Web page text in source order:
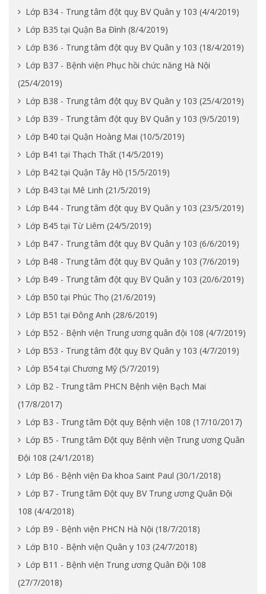
Lớp B34 - Trung tâm đột quỵ BV Quân y 103 (4/4/2019)
Lớp B35 tại Quận Ba Đình (8/4/2019)
Lớp B36 - Trung tâm đột quỵ BV Quân y 103 (18/4/2019)
Lớp B37 - Bệnh viện Phục hồi chức năng Hà Nội
(25/4/2019)
Lớp B38 - Trung tâm đột quỵ BV Quân y 103 (25/4/2019)
Lớp B39 - Trung tâm đột quỵ BV Quân y 103 (9/5/2019)
Lớp B40 tại Quận Hoàng Mai (10/5/2019)
Lớp B41 tại Thạch Thất (14/5/2019)
Lớp B42 tại Quận Tây Hồ (15/5/2019)
Lớp B43 tại Mê Linh (21/5/2019)
Lớp B44 - Trung tâm đột quỵ BV Quân y 103 (23/5/2019)
Lớp B45 tại Từ Liêm (24/5/2019)
Lớp B47 - Trung tâm đột quỵ BV Quân y 103 (6/6/2019)
Lớp B48 - Trung tâm đột quỵ BV Quân y 103 (7/6/2019)
Lớp B49 - Trung tâm đột quỵ BV Quân y 103 (20/6/2019)
Lớp B50 tại Phúc Thọ (21/6/2019)
Lớp B51 tại Đông Anh (28/6/2019)
Lớp B52 - Bệnh viện Trung ương quân đội 108 (4/7/2019)
Lớp B53 - Trung tâm đột quỵ BV Quân y 103 (4/7/2019)
Lớp B54 tại Chương Mỹ (5/7/2019)
Lớp B2 - Trung tâm PHCN Bệnh viện Bạch Mai
(17/8/2017)
Lớp B3 - Trung tâm Đột quỵ Bệnh viện 108 (17/10/2017)
Lớp B5 - Trung tâm Đột quỵ Bệnh viện Trung ương Quân
Đội 108 (24/1/2018)
Lớp B6 - Bệnh viện Đa khoa Saint Paul (30/1/2018)
Lớp B7 - Trung tâm Đột quỵ BV Trung ương Quân Đội
108 (4/4/2018)
Lớp B9 - Bệnh viện PHCN Hà Nội (18/7/2018)
Lớp B10 - Bệnh viện Quân y 103 (24/7/2018)
Lớp B11 - Bệnh viện Trung ương Quân Đội 108
(27/7/2018)